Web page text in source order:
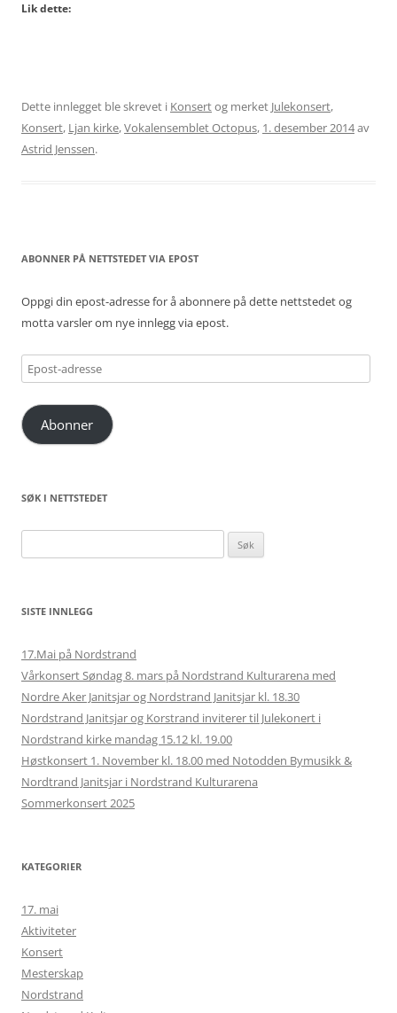
Lik dette:
Dette innlegget ble skrevet i Konsertog merket Julekonsert,
Konsert, Ljan kirke,Vokalensemblet Octopus, 1. desember 2014av
Astrid Jenssen.
ABONNER PÅ NETTSTEDET VIA EPOST
Oppgi din epost-adresse for å abonnere på dette nettstedet og
motta varsler om nye innlegg via epost.
Epost-
adresse
Abonner
SØK I NETTSTEDET
etter:
SISTE INNLEGG
17.Mai på Nordstrand
Vårkonsert Søndag 8. mars på Nordstrand Kulturarena med
Nordre Aker Janitsjar og Nordstrand Janitsjar kl. 18.30
Nordstrand Janitsjar og Korstrand inviterer til Julekonert i
Nordstrand kirke mandag 15.12 kl. 19.00
Høstkonsert 1. November kl. 18.00 med Notodden Bymusikk &
Nordtrand Janitsjar i Nordstrand Kulturarena
Sommerkonsert 2025
KATEGORIER
17. mai
Aktiviteter
Konsert
Mesterskap
Nordstrand